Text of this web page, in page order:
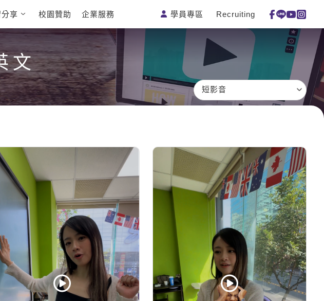
英文聽力養成
旅遊英文
情境閱讀
英文寫作
特色課程
主題課程
英語俱樂
部
ECAM
線上真人
日語
西班牙語
外語即時
一對一家教
企業訓練
點讀筆教材
數位學習教
影音學英文 英文能力測驗
享
事 學員讚出來 活動花絮
校園贊助 企業服務 學員專區 Recruiting
文
短影音